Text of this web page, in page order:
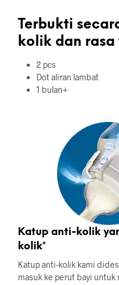
Terbukti
kolik dan
2 pcs
Dot aliran lambat
1 bulan+
Katup anti-kolik
kolik*
Katup anti-kolik kami
masuk ke perut bayi